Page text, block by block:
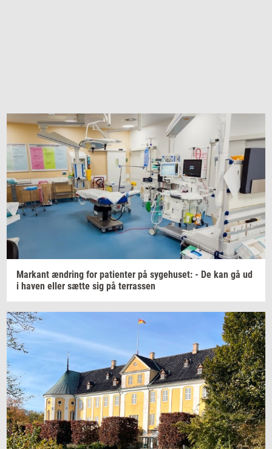
Mar­kant æn­dring for pa­tien­ter på sy­ge­hu­set: - De kan gå ud
i haven eller sætte sig på ter­ras­sen